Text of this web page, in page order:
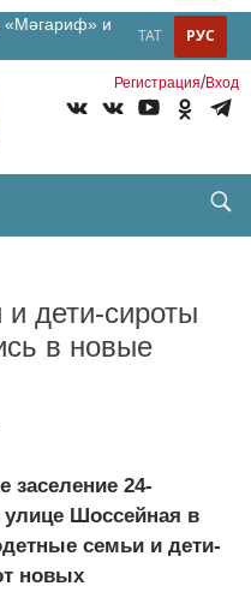
«Мәгариф» и
РУС
ТАТ
Регистрация/Вход
дети-сироты
в новые
заселение 24-
Шоссейная в
семьи и дети-
новых